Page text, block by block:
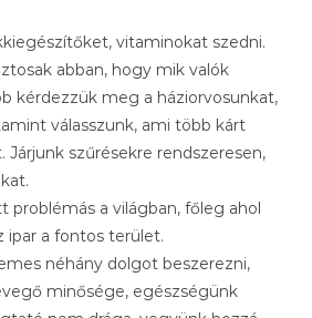
vitaminokat szedni.
abban, hogy mik valók
kérdezzük meg a háziorvosunkat,
válasszunk, ami több kárt
Járjunk szűrésekre rendszeresen,
problémás a világban, főleg ahol
ipar a fontos terület.
néhány dolgot beszerezni,
minősége, egészségünk